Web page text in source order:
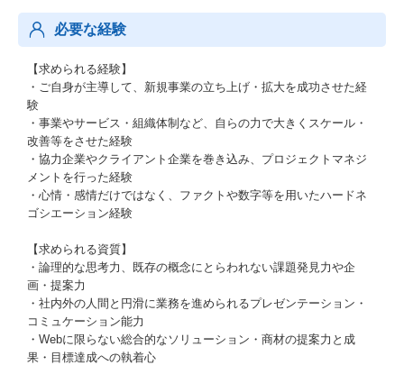
必要な経験
【求められる経験】
・ご自身が主導して、新規事業の立ち上げ・拡大を成功させた経
験
・事業やサービス・組織体制など、自らの力で大きくスケール・
改善等をさせた経験
・協力企業やクライアント企業を巻き込み、プロジェクトマネジ
メントを行った経験
・心情・感情だけではなく、ファクトや数字等を用いたハードネ
ゴシエーション経験
【求められる資質】
・論理的な思考力、既存の概念にとらわれない課題発見力や企
画・提案力
・社内外の人間と円滑に業務を進められるプレゼンテーション・
コミュケーション能力
・Webに限らない総合的なソリューション・商材の提案力と成
果・目標達成への執着心